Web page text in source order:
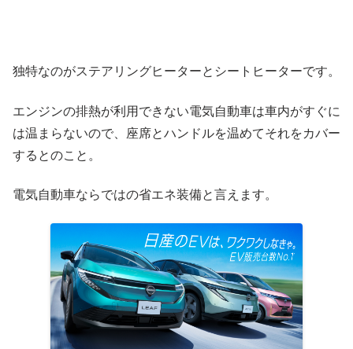
独特なのがステアリングヒーターとシートヒーターです。
エンジンの排熱が利用できない電気自動車は車内がすぐに
は温まらないので、座席とハンドルを温めてそれをカバー
するとのこと。
電気自動車ならではの省エネ装備と言えます。